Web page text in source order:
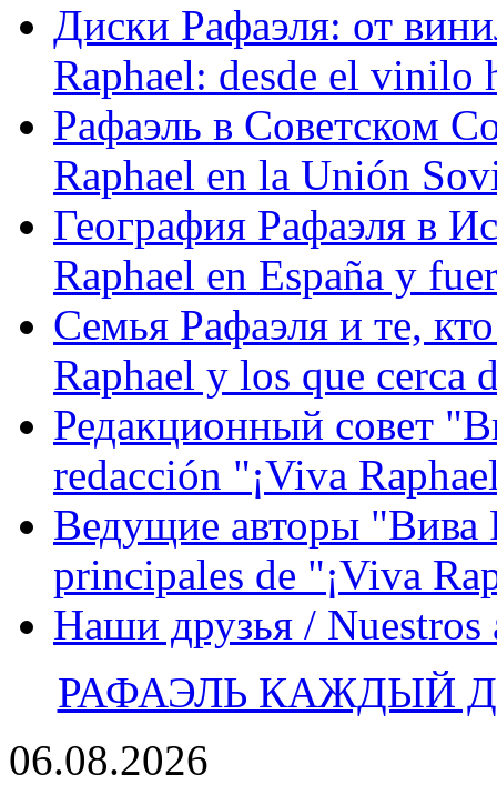
Диски Рафаэля: от
Raphael: desde el vinilo
Рафаэль в Советском
Raphael en la Unión
География Рафаэля в
Raphael en España y
Семья Рафаэля и те,
Raphael y los que cerca
Редакционный совет
redacción "¡Viva
Ведущие авторы "Вива
principales de "¡Viva
Наши друзья / Nuestros
РАФАЭЛЬ КАЖДЫЙ
06.08.2026